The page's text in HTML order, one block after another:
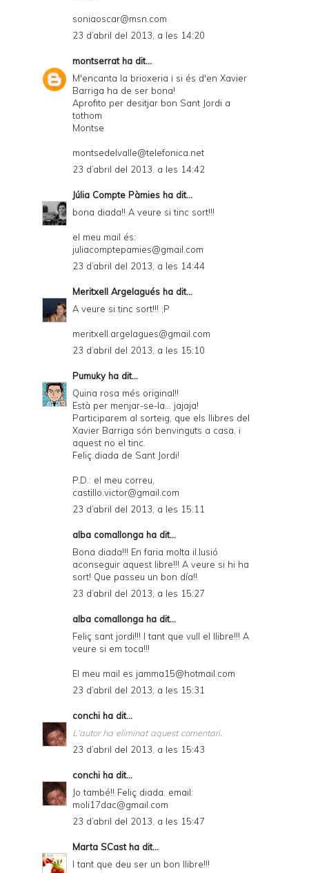
soniaoscar@msn.com
23 d’abril del 2013, a les 14:20
montserratha dit...
M'encanta la brioxeria i si és d'en Xavier
Barriga ha de ser bona!
Aprofito per desitjar bon Sant Jordi a
tothom
Montse
montsedelvalle@telefonica.net
23 d’abril del 2013, a les 14:42
Júlia Compte Pàmies ha dit...
bona diada!! A veure si tinc sort!!!
el meu mail és:
juliacomptepamies@gmail.com
23 d’abril del 2013, a les 14:44
Meritxell Argelagués ha dit...
A veure si tinc sort!!! ;P
meritxell.argelagues@gmail.com
23 d’abril del 2013, a les 15:10
Pumukyha dit...
Quina rosa més original!!
Està per menjar-se-la... jajaja!
Participarem al sorteig, que els llibres del
Xavier Barriga són benvinguts a casa, i
aquest no el tinc.
Feliç diada de Sant Jordi!
P.D.: el meu correu,
castillo.victor@gmail.com
23 d’abril del 2013, a les 15:11
alba comallonga ha dit...
Bona diada!!! En faria molta il.lusió
aconseguir aquest libre!!! A veure si hi ha
sort! Que passeu un bon día!!
23 d’abril del 2013, a les 15:27
alba comallonga ha dit...
Feliç sant jordi!!! I tant que vull el llibre!!! A
veure si em toca!!!
El meu mail es jamma15@hotmail.com
23 d’abril del 2013, a les 15:31
conchi ha dit...
L'autor ha eliminat aquest comentari.
23 d’abril del 2013, a les 15:43
conchi ha dit...
Jo també!! Feliç diada. email:
moli17dac@gmail.com
23 d’abril del 2013, a les 15:47
Marta SCastha dit...
I tant que deu ser un bon llibre!!!